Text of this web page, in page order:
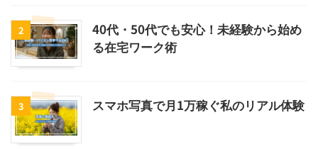
2
40代・50代でも安心！未経験から始め
る在宅ワーク術
3 スマホ写真で月1万稼ぐ私のリアル体験